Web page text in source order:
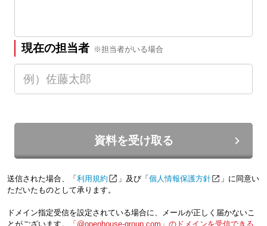
現在の担当者 ※担当者がいる場合
資料を受け取る
送信された場合、「 利用規約 」及び「 個人情報保護方針
」に同意い
ただいたものとして承ります。
ドメイン指定受信を設定されている場合に、メールが正しく届かないこ
とがございます。
「@openhouse-group.com」のドメインを受信できる